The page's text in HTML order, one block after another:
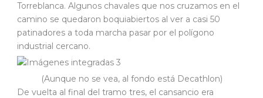
Torreblanca. Algunos chavales que nos cruzamos en el
camino se quedaron boquiabiertos al ver a casi 50
patinadores a toda marcha pasar por el polígono
industrial cercano.
(Aunque no se vea, al fondo está Decathlon)
De vuelta al final del tramo tres, el cansancio era